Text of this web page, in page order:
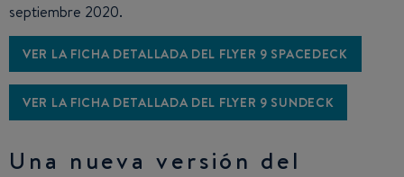
septiembre 2020.
VER LA FICHA DETALLADA DEL FLYER 9 SPACEDECK
VER LA FICHA DETALLADA DEL FLYER 9 SUNDECK
Una nueva versión del